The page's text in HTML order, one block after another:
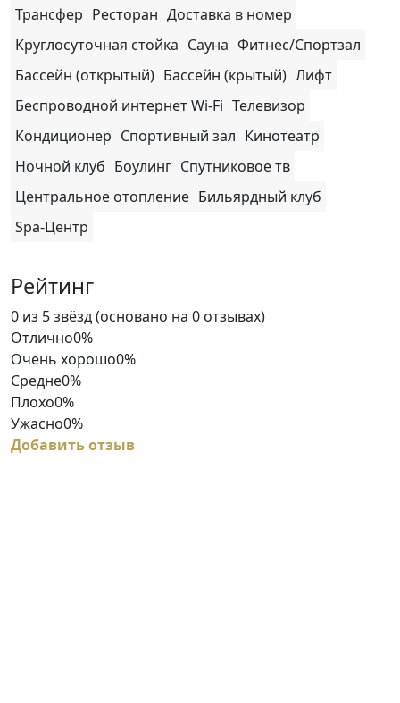
Трансфер Ресторан Доставка в номер
Круглосуточная стойка Сауна Фитнес/Спортзал
Бассейн (открытый) Бассейн (крытый) Лифт
Беспроводной интернет Wi-Fi Телевизор
Кондиционер Спортивный зал Кинотеатр
Ночной клуб Боулинг Спутниковое тв
Центральное отопление Бильярдный клуб
Spa-Центр
Рейтинг
Rated
0
out
of
5
0 из 5 звёзд (основано на 0 отзывах)
Отлично0%
Очень хорошо0%
Средне0%
Плохо0%
Ужасно0%
Добавить отзыв